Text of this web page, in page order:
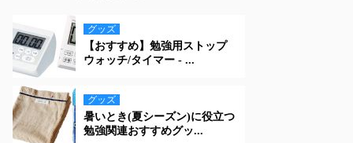
グッズ
【おすすめ】勉強用ストップ
ウォッチ/タイマー - ...
グッズ
暑いとき(夏シーズン)に役立つ
勉強関連おすすめグッ...